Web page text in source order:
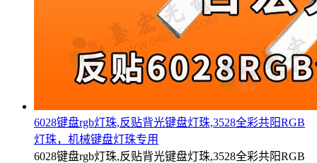
6028键盘rgb灯珠,反贴背光键盘灯珠,3528全彩共阳RGB
灯珠，机械键盘灯珠专用
6028键盘rgb灯珠,反贴背光键盘灯珠,3528全彩共阳RGB